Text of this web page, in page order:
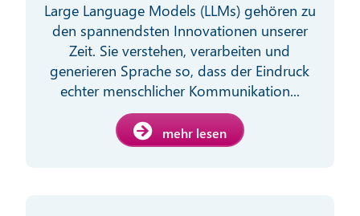
Large Language Models (LLMs) gehören zu
den spannendsten Innovationen unserer
Zeit. Sie verstehen, verarbeiten und
generieren Sprache so, dass der Eindruck
echter menschlicher Kommunikation...
mehr lesen